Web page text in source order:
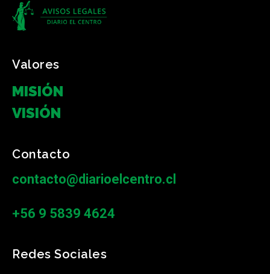
Valores
MISIÓN
VISIÓN
Contacto
contacto@diarioelcentro.cl
+56 9 5839 4624
Redes Sociales